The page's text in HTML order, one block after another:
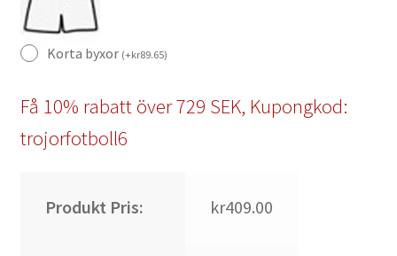
Korta byxor (+kr89.65)
Få 10% rabatt över 729 SEK, Kupongkod:
trojorfotboll6
Produkt Pris: kr409.00